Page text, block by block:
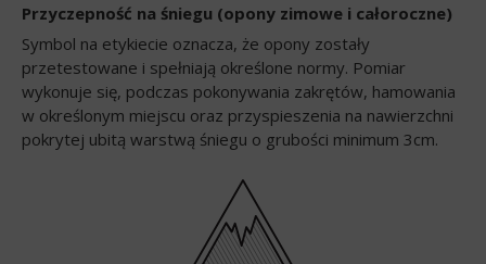
Przyczepność na śniegu (opony zimowe i całoroczne)
Symbol na etykiecie oznacza, że opony zostały
przetestowane i spełniają określone normy. Pomiar
wykonuje się, podczas pokonywania zakrętów, hamowania
w określonym miejscu oraz przyspieszenia na nawierzchni
pokrytej ubitą warstwą śniegu o grubości minimum 3cm.